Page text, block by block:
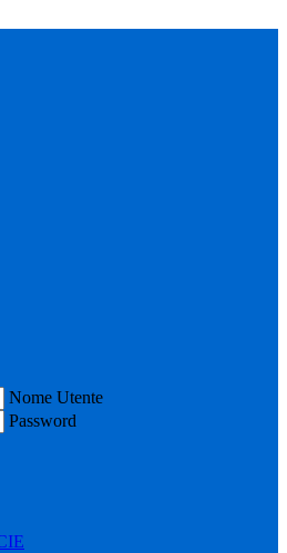
Nome Utente
Password